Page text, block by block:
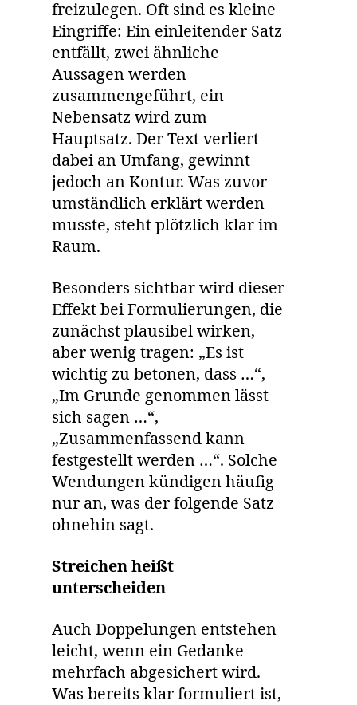
freizulegen. Oft sind es kleine
Eingriffe: Ein einleitender Satz
entfällt, zwei ähnliche
Aussagen werden
zusammengeführt, ein
Nebensatz wird zum
Hauptsatz. Der Text verliert
dabei an Umfang, gewinnt
jedoch an Kontur. Was zuvor
umständlich erklärt werden
musste, steht plötzlich klar im
Raum.
Besonders sichtbar wird dieser
Effekt bei Formulierungen, die
zunächst plausibel wirken,
aber wenig tragen: „Es ist
wichtig zu betonen, dass …“,
„Im Grunde genommen lässt
sich sagen …“,
„Zusammenfassend kann
festgestellt werden …“. Solche
Wendungen kündigen häufig
nur an, was der folgende Satz
ohnehin sagt.
Streichen heißt
unterscheiden
Auch Doppelungen entstehen
leicht, wenn ein Gedanke
mehrfach abgesichert wird.
Was bereits klar formuliert ist,